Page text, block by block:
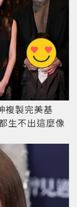
複製完美基
生不出這麼像